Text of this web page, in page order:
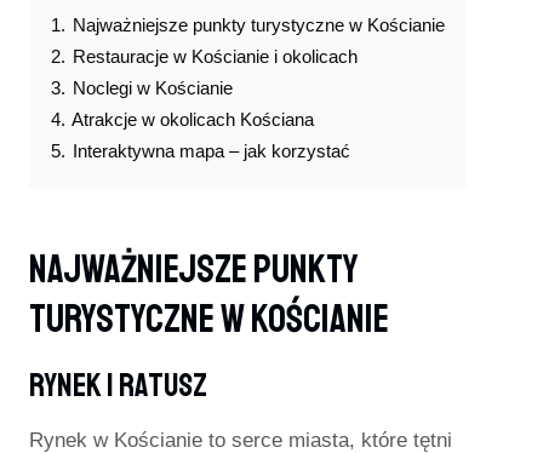
1. Najważniejsze punkty turystyczne w Kościanie
2. Restauracje w Kościanie i okolicach
3. Noclegi w Kościanie
4. Atrakcje w okolicach Kościana
5. Interaktywna mapa – jak korzystać
Najważniejsze Punkty
Turystyczne W Kościanie
Rynek I Ratusz
Rynek w Kościanie to serce miasta, które tętni